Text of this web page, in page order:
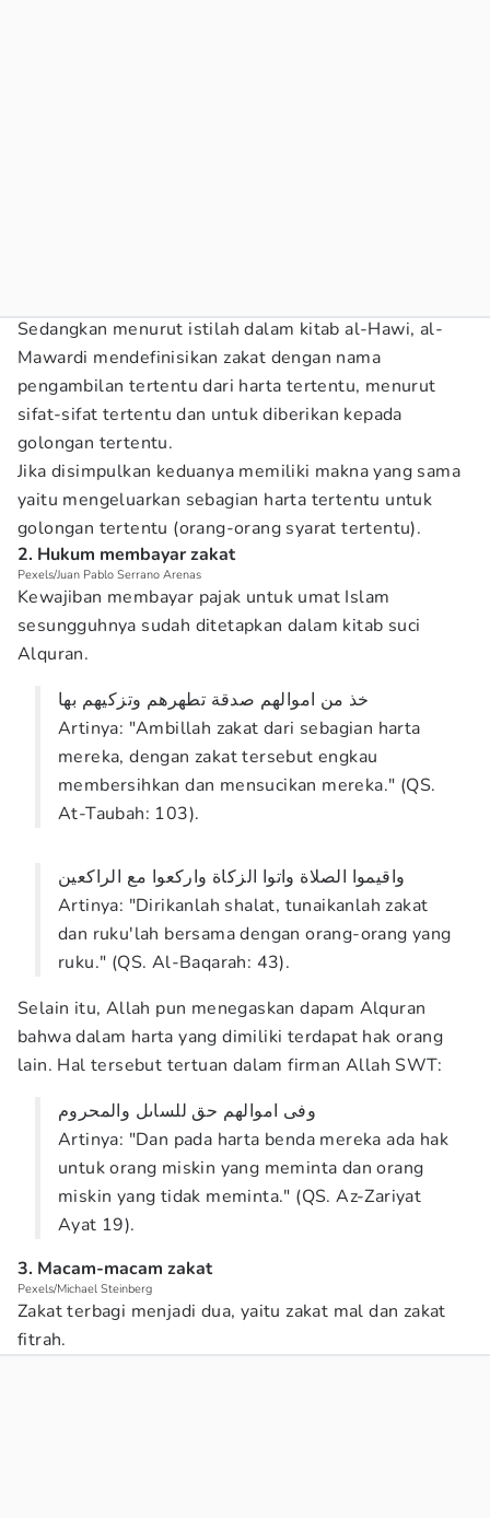
Sedangkan menurut istilah dalam kitab al-Hawi, al-
Mawardi mendefinisikan zakat dengan nama
pengambilan tertentu dari harta tertentu, menurut
sifat-sifat tertentu dan untuk diberikan kepada
golongan tertentu.
Jika disimpulkan keduanya memiliki makna yang sama
yaitu mengeluarkan sebagian harta tertentu untuk
golongan tertentu (orang-orang syarat tertentu).
2. Hukum membayar zakat
Pexels/Juan Pablo Serrano Arenas
Kewajiban membayar pajak untuk umat Islam
sesungguhnya sudah ditetapkan dalam kitab suci
Alquran.
خذ من اموالهم صدقة تطهرهم وتزكيهم بها
Artinya: "Ambillah zakat dari sebagian harta
mereka, dengan zakat tersebut engkau
membersihkan dan mensucikan mereka." (QS.
At-Taubah: 103).
واقيموا الصلاة واتوا الزكاة واركعوا مع الراكعين
Artinya: "Dirikanlah shalat, tunaikanlah zakat
dan ruku'lah bersama dengan orang-orang yang
ruku." (QS. Al-Baqarah: 43).
Selain itu, Allah pun menegaskan dapam Alquran
bahwa dalam harta yang dimiliki terdapat hak orang
lain. Hal tersebut tertuan dalam firman Allah SWT:
وفى اموالهم حق للساٮل والمحروم
Artinya: "Dan pada harta benda mereka ada hak
untuk orang miskin yang meminta dan orang
miskin yang tidak meminta." (QS. Az-Zariyat
Ayat 19).
3. Macam-macam zakat
Pexels/Michael Steinberg
Zakat terbagi menjadi dua, yaitu zakat mal dan zakat
fitrah.